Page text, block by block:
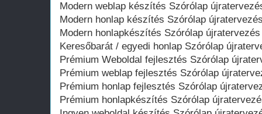
Modern weblap készítés Szórólap
Modern honlap készítés Szórólap
Modern honlapkészítés Szórólap újratervezés
Keresőbarát / egyedi honlap‎ Szórólap
Prémium Weboldal fejlesztés‎ Szórólap
Prémium weblap fejlesztés‎ Szórólap
Prémium honlap fejlesztés‎ Szórólap
Prémium honlapkészítés‎ Szórólap